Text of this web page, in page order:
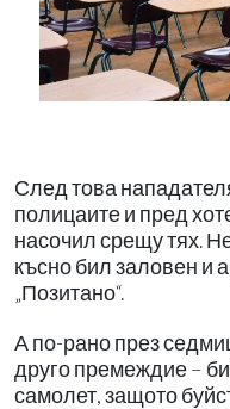
След това
полицаите и пред
насочил срещу тях.
късно бил заловен и
„Позитано“.
А по-рано през
друго премеждие –
самолет, защото